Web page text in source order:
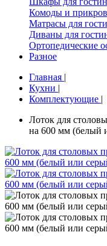
Комоды и
Матрасы для
Диваны для
Ортопедические
Разное
Главная |
Кухни |
Комплектующие |
Лоток для
на 600 мм (белый